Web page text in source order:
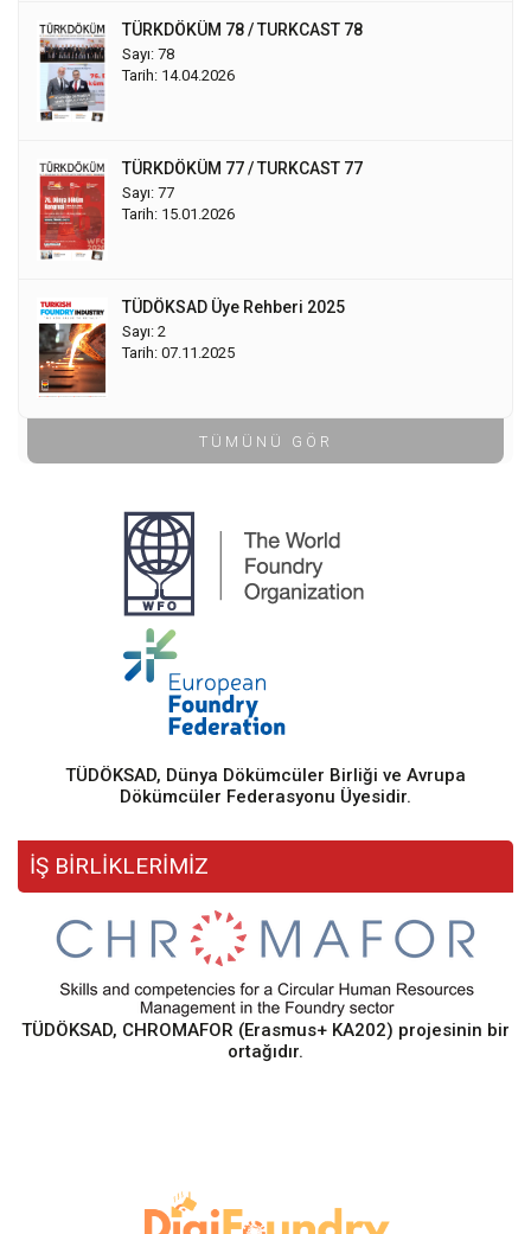
TÜRKDÖKÜM 78 / TURKCAST 78
Sayı: 78
Tarih: 14.04.2026
TÜRKDÖKÜM 77 / TURKCAST 77
Sayı: 77
Tarih: 15.01.2026
TÜDÖKSAD Üye Rehberi 2025
Sayı: 2
Tarih: 07.11.2025
TÜMÜNÜ GÖR
TÜDÖKSAD, Dünya Dökümcüler Birliği ve Avrupa
Dökümcüler Federasyonu Üyesidir.
İŞ BİRLİKLERİMİZ
TÜDÖKSAD, CHROMAFOR (Erasmus+ KA202) projesinin bir
ortağıdır.